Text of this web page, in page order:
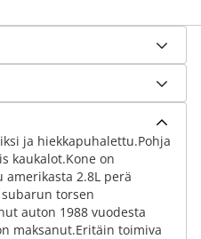
ja hiekkapuhalettu.Pohja
kaukalot.Kone on
2.8L perä
torsen
auton 1988 vuodesta
maksanut.Eritäin toimiva